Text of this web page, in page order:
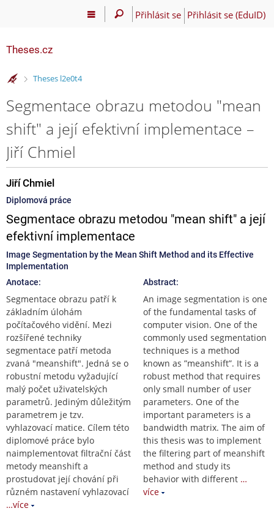
Přihlásit se Přihlásit se (EduID)
Theses.cz
>
Theses l2e0t4
Segmentace obrazu metodou "mean
shift" a její efektivní implementace –
Jiří Chmiel
Jiří Chmiel
Diplomová práce
Segmentace obrazu metodou "mean shift" a její
efektivní implementace
Image Segmentation by the Mean Shift Method and its Effective
Implementation
Anotace:
Segmentace obrazu patří k
základním úlohám
počítačového vidění. Mezi
rozšířené techniky
segmentace patří metoda
zvaná "meanshift". Jedná se o
robustní metodu vyžadující
malý počet uživatelských
parametrů. Jediným důležitým
parametrem je tzv.
vyhlazovací matice. Cílem této
diplomové práce bylo
naimplementovat filtrační část
metody meanshift a
prostudovat její chování při
různém nastavení vyhlazovací
…více
Abstract:
An image segmentation is one
of the fundamental tasks of
computer vision. One of the
commonly used segmentation
techniques is a method
known as ”meanshift”. It is a
robust method that requires
only small number of user
parameters. One of the
important parameters is a
bandwidth matrix. The aim of
this thesis was to implement
the filtering part of meanshift
method and study its
behavior with different …
více